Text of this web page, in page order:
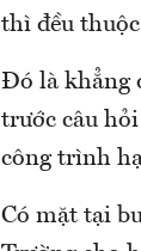
thì đều
Đó là khẳng
trước câu
công trình
Có mặt tại